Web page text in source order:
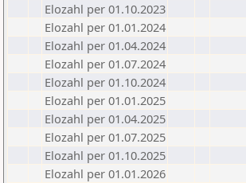
Elozahl per 01.10.2023
Elozahl per 01.01.2024
Elozahl per 01.04.2024
Elozahl per 01.07.2024
Elozahl per 01.10.2024
Elozahl per 01.01.2025
Elozahl per 01.04.2025
Elozahl per 01.07.2025
Elozahl per 01.10.2025
Elozahl per 01.01.2026